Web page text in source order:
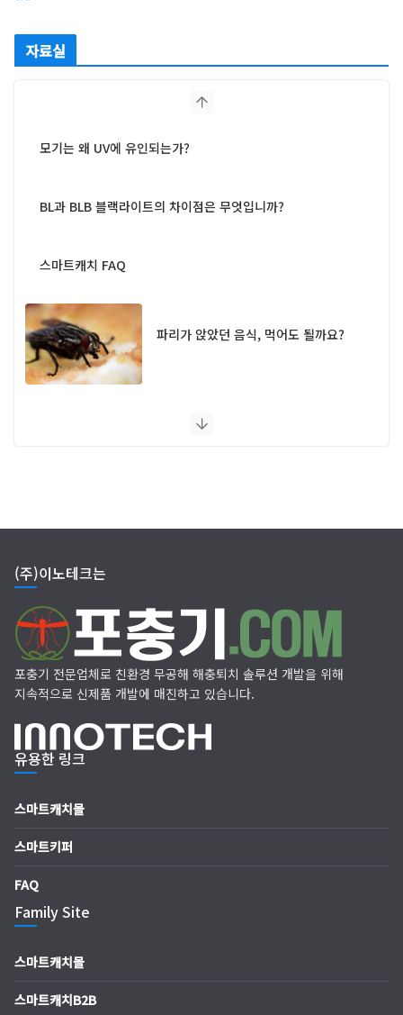
자료실
모기는 왜 UV에 유인되는가?
BL과 BLB 블랙라이트의 차이점은 무엇입니까?
스마트캐치 FAQ
파리가 앉았던 음식, 먹어도 될까요?
(주)이노테크는
포충기 전문업체로 친환경 무공해 해충퇴치 솔루션 개발을 위해
지속적으로 신제품 개발에 매진하고 있습니다.
유용한 링크
스마트캐치몰
스마트키퍼
FAQ
Family Site
스마트캐치몰
스마트캐치B2B